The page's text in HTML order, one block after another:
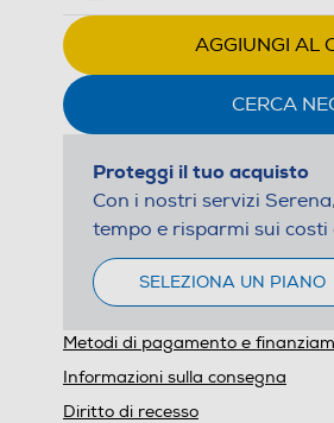
AGGIUNGI AL
CERCA
Proteggi il tuo acquisto
Con i nostri servizi
tempo e risparmi sui
SELEZIONA UN PIANO
Metodi di pagamento e
Informazioni sulla consegna
Diritto di recesso